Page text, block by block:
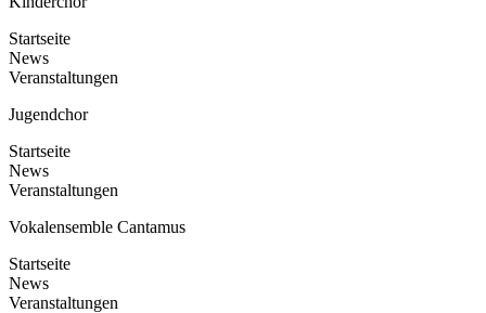
Startseite
News
Veranstaltungen
Jugendchor
Startseite
News
Veranstaltungen
Vokalensemble Cantamus
Startseite
News
Veranstaltungen